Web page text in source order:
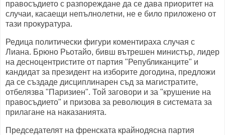
правосъдието с разпореждане да се дава приоритет на
случаи, касаещи непълнолетни, не е било приложено от
тази прокуратура.
Редица политически фигури коментираха случая с
Лиана. Брюно Рьотайо, бивш вътрешен министър, лидер
на десноцентристите от партия "Републиканците" и
кандидат за президент на изборите догодина, предложи
да се създаде дисциплинарен съд за магистратите,
отбелязва "Паризиен". Той заговори и за "крушение на
правосъдието" и призова за революция в системата за
прилагане на наказанията.
Председателят на френската крайнодясна партия